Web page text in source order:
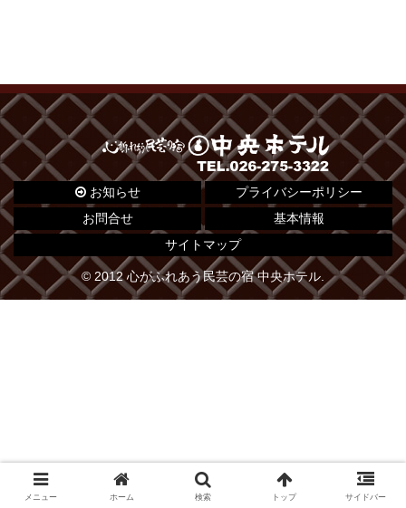
お知らせ
プライバシーポリシー
お問合せ
基本情報
サイトマップ
© 2012 心がふれあう民芸の宿 中央ホテル.
メニュー ホーム 検索 トップ サイドバー